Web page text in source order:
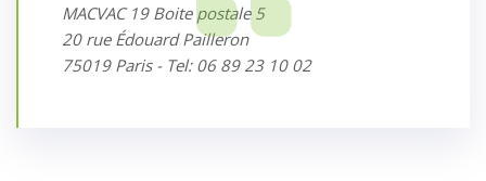
MACVAC 19 Boite postale 5
20 rue Édouard Pailleron
75019 Paris - Tel: 06 89 23 10 02